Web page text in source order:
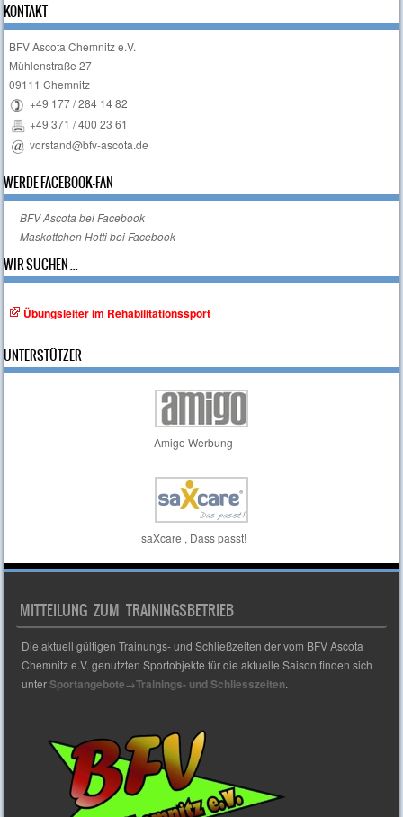
KONTAKT
BFV Ascota Chemnitz e.V.
Mühlenstraße 27
09111 Chemnitz
+49 177 / 284 14 82
+49 371 / 400 23 61
vorstand@bfv-ascota.de
WERDE FACEBOOK-FAN
BFV Ascota bei Facebook
Maskottchen Hotti bei Facebook
WIR SUCHEN ...
Übungsleiter im Rehabilitationssport
UNTERSTÜTZER
Amigo Werbung
saXcare , Dass passt!
MITTEILUNG ZUM TRAININGSBETRIEB
Die aktuell gültigen Trainungs- und Schließzeiten der vom BFV Ascota
Chemnitz e.V. genutzten Sportobjekte für die aktuelle Saison finden sich
unterSportangebote→Trainings- und Schliesszeiten.